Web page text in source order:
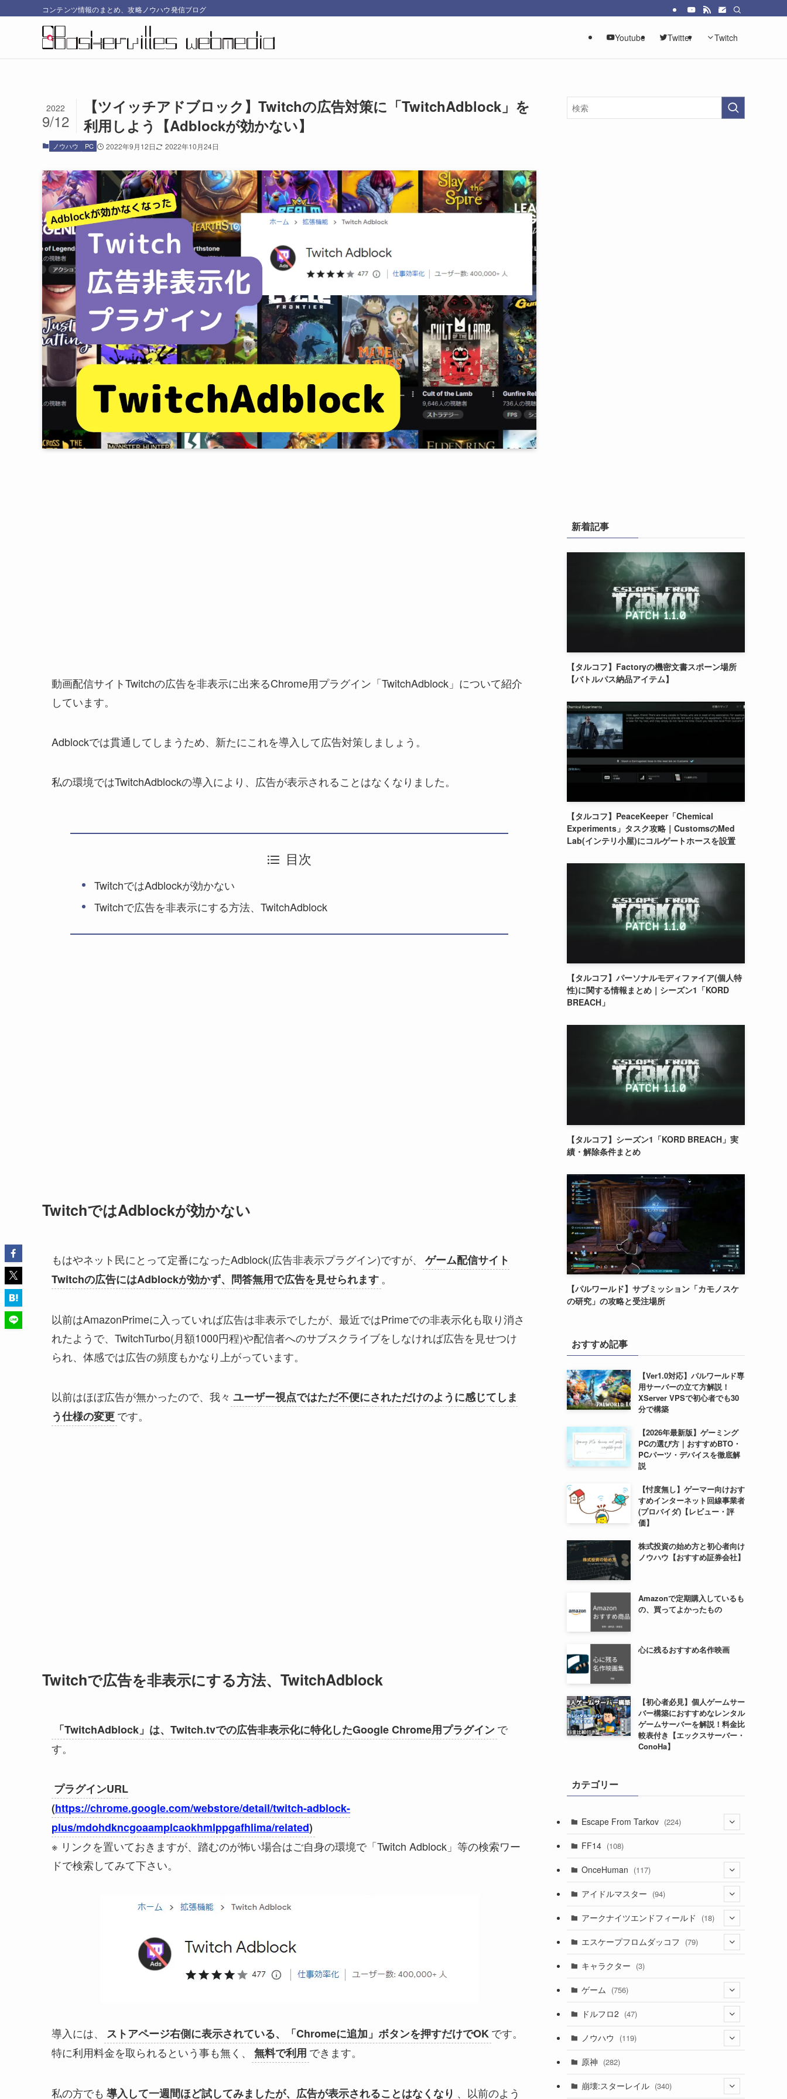
コンテンツ情報のまとめ、攻略ノウハウ発信ブログ
Youtube Twitter Twitch
【ツイッチアドブロック】Twitchの広告対策に「TwitchAdblock」を
利用しよう【Adblockが効かない】
2022
9/12
ノウハウ PC 2022年9月12日 2022年10月24日
動画配信サイトTwitchの広告を非表示に出来るChrome用プラグイン「TwitchAdblock」について紹介
しています。
Adblockでは貫通してしまうため、新たにこれを導入して広告対策しましょう。
私の環境ではTwitchAdblockの導入により、広告が表示されることはなくなりました。
目次
TwitchではAdblockが効かない
Twitchで広告を非表示にする方法、TwitchAdblock
TwitchではAdblockが効かない
もはやネット民にとって定番になったAdblock(広告非表示プラグイン)ですが、
ゲーム配信サイト
Twitchの広告にはAdblockが効かず、問答無用で広告を見せられます 。
以前はAmazonPrimeに入っていれば広告は非表示でしたが、最近ではPrimeでの非表示化も取り消さ
れたようで、TwitchTurbo(月額1000円程)や配信者へのサブスクライブをしなければ広告を見せつけ
られ、体感では広告の頻度もかなり上がっています。
以前はほぼ広告が無かったので、我々 ユーザー視点ではただ不便にされただけのように感じてしま
う仕様の変更です。
Twitchで広告を非表示にする方法、TwitchAdblock
「TwitchAdblock」は、Twitch.tvでの広告非表示化に特化したGoogle Chrome用プラグインで
す。
プラグインURL
(https://chrome.google.com/webstore/detail/twitch-adblock-
plus/mdohdkncgoaamplcaokhmlppgafhlima/related)
※ リンクを置いておきますが、踏むのが怖い場合はご自身の環境で「Twitch Adblock」等の検索ワー
ドで検索してみて下さい。
導入には、 ストアページ右側に表示されている、「Chromeに追加」ボタンを押すだけでOKです。
特に利用料金を取られるという事も無く、
無料で利用 できます。
私の方でも 導入して一週間ほど試してみましたが、広告が表示されることはなくなり 、以前のよう
新着記事
【タルコフ】Factoryの機密文書スポーン場所
【バトルパス納品アイテム】
【タルコフ】PeaceKeeper「Chemical
Experiments」タスク攻略｜CustomsのMed
Lab(インテリ小屋)にコルゲートホースを設置
【タルコフ】パーソナルモディファイア(個人特
性)に関する情報まとめ｜シーズン1「KORD
BREACH」
【タルコフ】シーズン1「KORD BREACH」実
績・解除条件まとめ
【パルワールド】サブミッション「カモノスケ
の研究」の攻略と受注場所
おすすめ記事
【Ver1.0対応】パルワールド専
用サーバーの立て方解説！
XServer VPSで初心者でも30
分で構築
【2026年最新版】ゲーミング
PCの選び方｜おすすめBTO・
PCパーツ・デバイスを徹底解
説
【忖度無し】ゲーマー向けおす
すめインターネット回線事業者
(プロバイダ)【レビュー・評
価】
株式投資の始め方と初心者向け
ノウハウ【おすすめ証券会社】
Amazonで定期購入しているも
の、買ってよかったもの
心に残るおすすめ名作映画
【初心者必見】個人ゲームサー
バー構築におすすめなレンタル
ゲームサーバーを解説！料金比
較表付き【エックスサーバー・
ConoHa】
カテゴリー
Escape From Tarkov (224)
(16)
(11)
(2)
(11)
(13)
(8)
FF14 (108)
OnceHuman (117)
(20)
(1)
(3)
アイドルマスター (94)
(71)
(17)
(4)
アークナイツエンドフィールド (18)
(14)
(1)
エスケープフロムダッコフ (79)
(62)
キャラクター (3)
ゲーム (756)
(4)
(11)
ドルフロ2 (47)
(3)
(1)
(42)
ノウハウ (119)
(14)
(4)
原神 (282)
崩壊:スターレイル (340)